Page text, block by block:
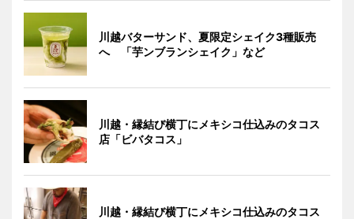
川越バターサンド、夏限定シェイク3種販売
へ 「芋ンブランシェイク」など
川越・縁結び横丁にメキシコ仕込みのタコス
店「ビバタコス」
川越・縁結び横丁にメキシコ仕込みのタコス